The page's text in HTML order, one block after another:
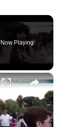
Now Playing
×